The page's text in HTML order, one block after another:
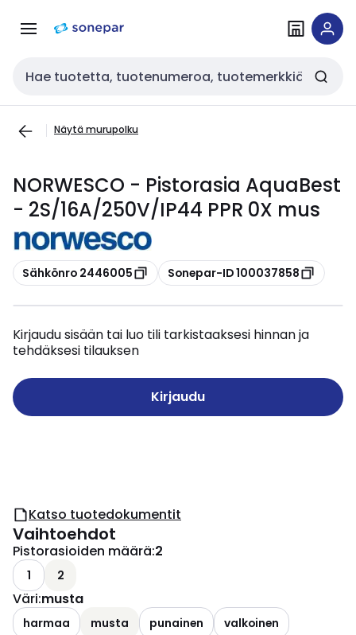
navigointiinsisältöön
Haku
Näytä murupolku
NORWESCO - Pistorasia AquaBest
- 2S/16A/250V/IP44 PPR 0X mus
Kopioi
Sähkönro 2446005 Kopioi
Sonepar-ID 100037858
Kirjaudu sisään tai luo tili tarkistaaksesi hinnan ja
tehdäksesi tilauksen
Kirjaudu
Katso tuotedokumentit
Vaihtoehdot
Pistorasioiden määrä:2
1 2
Väri:musta
harmaa musta punainen valkoinen